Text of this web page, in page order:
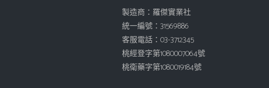
製造商：羅傑實業社
統一編號：31569886
客服電話：03-3712345
桃經登字第1080007064號
桃衛藥字第1080019184號